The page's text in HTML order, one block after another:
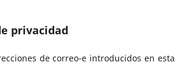
privacidad
de correo-e introducidos en esta